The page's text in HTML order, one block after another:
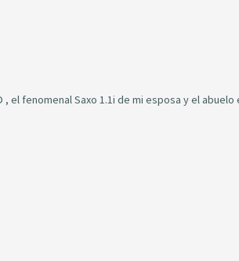
el fenomenal Saxo 1.1i de mi esposa y el abuelo